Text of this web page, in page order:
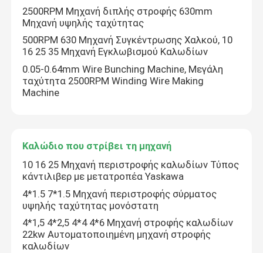
2500RPM Μηχανή διπλής στροφής 630mm
Μηχανή υψηλής ταχύτητας
500RPM 630 Μηχανή Συγκέντρωσης Χαλκού, 10
16 25 35 Μηχανή Εγκλωβισμού Καλωδίων
0.05-0.64mm Wire Bunching Machine, Μεγάλη
ταχύτητα 2500RPM Winding Wire Making
Machine
Καλώδιο που στρίβει τη μηχανή
10 16 25 Μηχανή περιστροφής καλωδίων Τύπος
κάντιλιβερ με μετατροπέα Yaskawa
4*1.5 7*1.5 Μηχανή περιστροφής σύρματος
υψηλής ταχύτητας μονόστατη
4*1,5 4*2,5 4*4 4*6 Μηχανή στροφής καλωδίων
22kw Αυτοματοποιημένη μηχανή στροφής
καλωδίων